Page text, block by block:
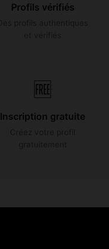
Profils vérifiés
🆓
Inscription gratuite